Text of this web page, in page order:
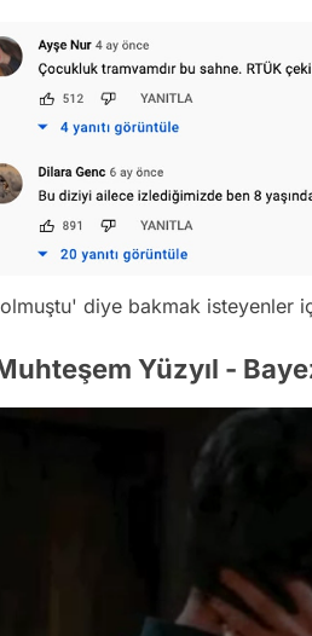
diye bakmak isteyenler
Yüzyıl -